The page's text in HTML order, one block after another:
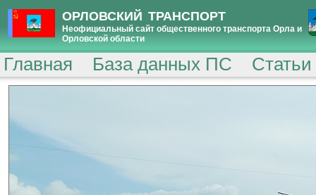
ОРЛОВСКИЙ ТРАНСПОРТ
Неофициальный сайт общественного транспорта Орла и
Орловской области
Главная База данных ПС